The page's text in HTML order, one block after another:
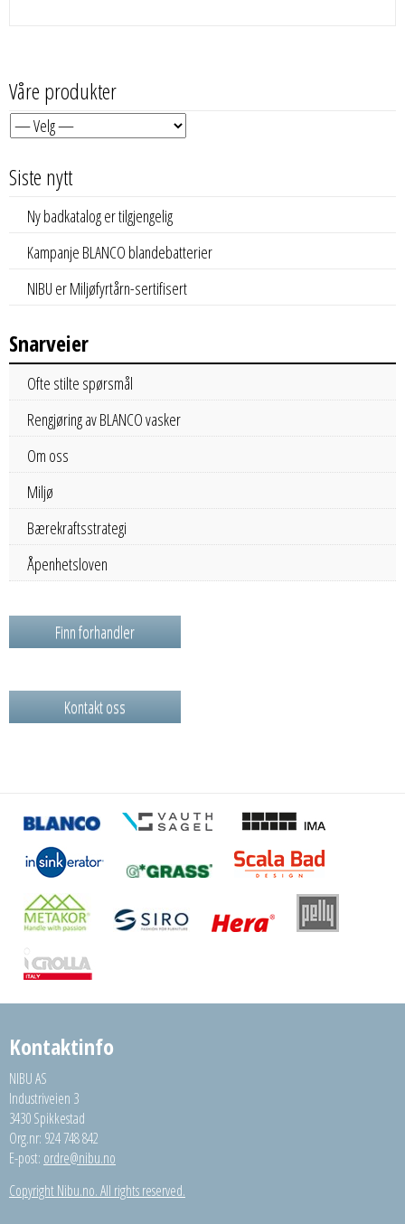
Våre produkter
Siste nytt
Ny badkatalog er tilgjengelig
Kampanje BLANCO blandebatterier
NIBU er Miljøfyrtårn-sertifisert
Snarveier
Ofte stilte spørsmål
Rengjøring av BLANCO vasker
Om oss
Miljø
Bærekraftsstrategi
Åpenhetsloven
Finn forhandler
Kontakt oss
Kontaktinfo
NIBU AS
Industriveien 3
3430 Spikkestad
Org.nr: 924 748 842
E-post: ordre@nibu.no
Copyright Nibu.no. All rights reserved.